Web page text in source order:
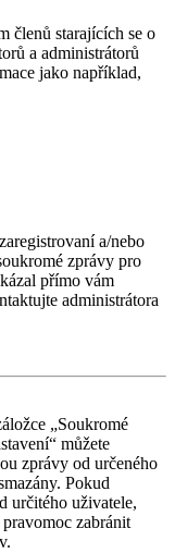
členů starajících se o
a administrátorů
jako například,
a/nebo
zprávy pro
přímo vám
administrátora
„Soukromé
můžete
zprávy od určeného
Pokud
určitého uživatele,
zabránit